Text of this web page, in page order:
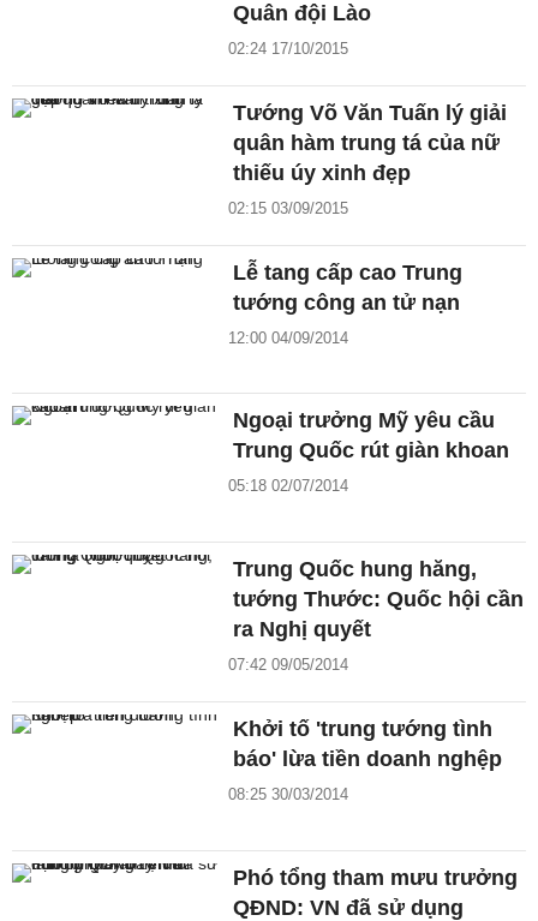
Quân đội Lào
02:24 17/10/2015
Tướng Võ Văn Tuấn lý giải
quân hàm trung tá của nữ
thiếu úy xinh đẹp
02:15 03/09/2015
Lễ tang cấp cao Trung
tướng công an tử nạn
12:00 04/09/2014
Ngoại trưởng Mỹ yêu cầu
Trung Quốc rút giàn khoan
05:18 02/07/2014
Trung Quốc hung hăng,
tướng Thước: Quốc hội cần
ra Nghị quyết
07:42 09/05/2014
Khởi tố 'trung tướng tình
báo' lừa tiền doanh nghệp
08:25 30/03/2014
Phó tổng tham mưu trưởng
QĐND: VN đã sử dụng